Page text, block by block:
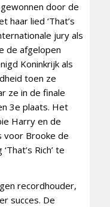
door de
haar lied ‘That’s
jury als
de afgelopen
Koninkrijk als
toen ze
ze in de finale
3e plaats. Het
Harry en de
voor Brooke de
Rich’ te
recordhouder,
succes. De